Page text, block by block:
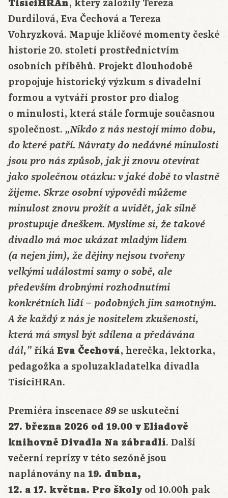
TisíciHRAn, který založily Tereza
Durdilová, Eva Čechová a Tereza
Vohryzková. Mapuje klíčové momenty české
historie 20. století prostřednictvím
osobních příběhů. Projekt dlouhodobě
propojuje historický výzkum s divadelní
formou a vytváří prostor pro dialog
o minulosti, která stále formuje současnou
společnost. „Nikdo z nás nestojí mimo dobu,
do které patří. Návraty do nedávné minulosti
jsou pro nás způsob, jak ji znovu otevírat
jako společnou otázku: v jaké době to vlastně
žijeme. Skrze osobní výpovědi můžeme
minulost znovu prožít a uvidět, jak silně
prostupuje dneškem. Myslíme si, že takové
divadlo má moc ukázat mladým lidem
(a nejen jim), že dějiny nejsou tvořeny
velkými událostmi samy o sobě, ale
především drobnými rozhodnutími
konkrétních lidí – podobných jim samotným.
A že každý z nás je nositelem zkušenosti,
která má smysl být sdílena a předávána
dál,” říkáEva Čechová, herečka, lektorka,
pedagožka a spoluzakladatelka divadla
TisíciHRAn.
Premiéra inscenace89se uskuteční
27. března 2026 od 19.00 v Eliadově
knihovně Divadla Na zábradlí. Další
večerní reprízy v této sezóně jsou
naplánovány na19. dubna,
12. a 17. května. Pro školy od 10.00h pak